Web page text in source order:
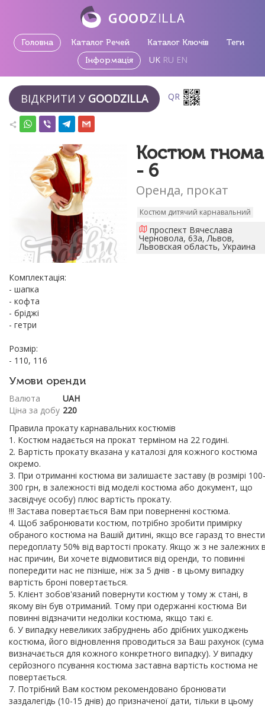
Головна Каталог Речей Каталог Ключів
Теги
Інформація
UK RU EN
ВІДКРИТИ У GOODZILLA QR
Костюм гнома
- 6
Оренда, прокат
Костюм дитячий карнавальний
проспект Вячеслава
Черновола, 63а, Львов,
Львовская область, Украина
Комплектація:
- шапка
- кофта
- бріджі
- гетри
Розмір:
- 110, 116
Умови оренди
Валюта
UAH
Ціна за добу 220
Правила прокату карнавальних костюмів
1. Костюм надається на прокат терміном на 22 годині.
2. Вартість прокату вказана у каталозі для кожного костюма
окремо.
3. При отриманні костюма ви залишаєте заставу (в розмірі 100-
300 грн, в залежності від моделі костюма або документ, що
засвідчує особу) плюс вартість прокату.
!!! Застава повертається Вам при поверненні костюма.
4. Щоб забронювати костюм, потрібно зробити примірку
обраного костюма на Вашій дитині, якщо все гаразд то внести
передоплату 50% від вартості прокату. Якщо ж з не залежних
нас причин, Ви хочете відмовитися від оренди, то повинні
попередити нас не пізніше, ніж за 5 днів - в цьому випадку
вартість броні повертається.
5. Клієнт зобов'язаний повернути костюм у тому ж стані, в
якому він був отриманий. Тому при одержанні костюма Ви
повинні відзначити недоліки костюма, якщо такі є.
6. У випадку невеликих забруднень або дрібних ушкоджень
костюма, його відновлення проводиться за Ваш рахунок (сума
визначається для кожного конкретного випадку). У випадку
серйозного псування костюма заставна вартість костюма не
повертається.
7. Потрібний Вам костюм рекомендовано бронювати
заздалегідь (10-15 днів) до призначеної дати, тільки в цьому